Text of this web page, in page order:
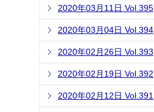
2020年03月11日 Vol.395
2020年03月04日 Vol.394
2020年02月26日 Vol.393
2020年02月19日 Vol.392
2020年02月12日 Vol.391